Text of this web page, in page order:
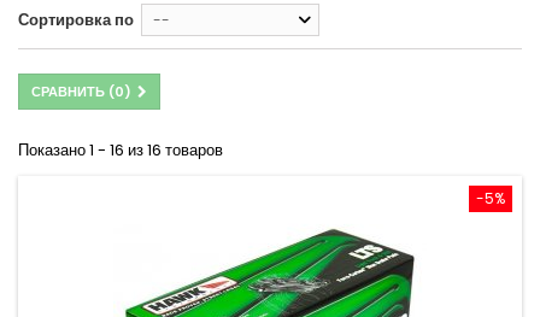
Сортировка по
--
СРАВНИТЬ (0)
Показано 1 - 16 из 16 товаров
-5%